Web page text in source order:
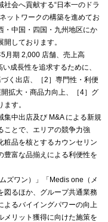
会へ貢献する“日本一のドラ
ットワークの構築を進めてお
・中国・四国・九州地区にか
しております。
月期 2,000 店舗、売上高
成長性を追求するために、
く出店、［2］専門性・利便
拡大・商品力向上、［4］グ
す。
集中出店及び M&A による新規
ことで、エリアの競争力強
粧品を核とするカウンセリン
豊富な品揃えによる利便性を
ズワン）」「Medis one（メ
図るほか、グループ共通業務
よるバイイングパワーの向上
メリット獲得に向けた施策を